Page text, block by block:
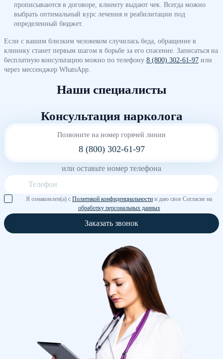
прописываются в договоре, клиенту выдают чек. Всегда можно
выбрать оптимальный курс лечения и реабилитации под
определенный бюджет.
Если с вашим близким человеком случилась беда, обращение в
клинику станет первым шагом в борьбе за его спасение. Записаться на
бесплатную консультацию можно по телефону 8 (800) 302-61-97 или
через мессенджер WhatsApp.
Наши специалисты
Консультация нарколога
Позвоните на номер горячей линии
8 (800) 302-61-97
или оставьте номер телефона
Я ознакомлен(а) с Политикой конфиденциальности и даю свое Согласие на
обработку персональных данных
Заказать звонок